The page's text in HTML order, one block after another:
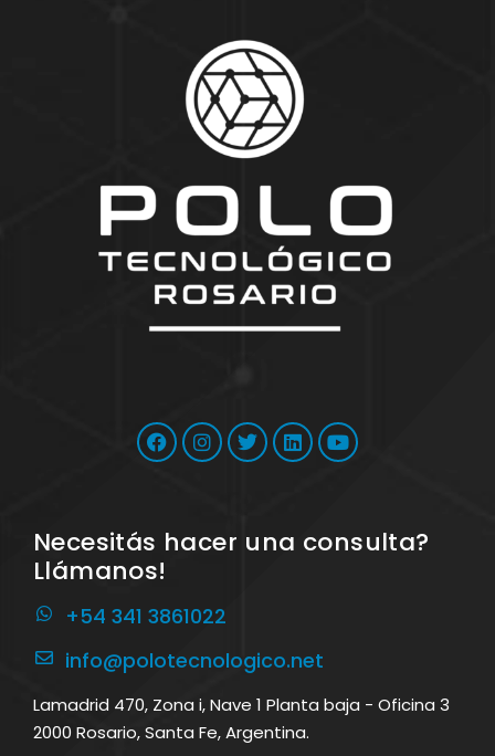
Necesitás hacer una consulta?
Llámanos!
+54 341 3861022
info@polotecnologico.net
Lamadrid 470, Zona i, Nave 1 Planta baja - Oficina 3
2000 Rosario, Santa Fe, Argentina.